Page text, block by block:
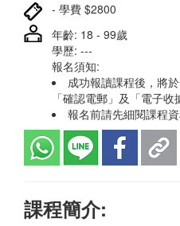
- 學費 $2800
年齡: 18 - 99歲
學歷: ---
報名須知:
成功報讀課程後，將
「確認電郵」及「電子收
報名前請先細閱課程
課程簡介: